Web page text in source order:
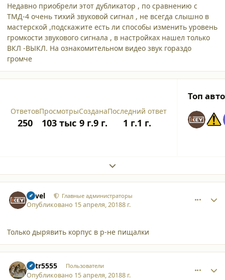
Недавно приобрели этот дубликатор , по сравнению с
ТМД-4 очень тихий звуковой сигнал , не всегда слышно в
мастерской ,подскажите есть ли способы изменить уровень
громкости звукового сигнала , в настройках нашел только
ВКЛ -ВЫКЛ. На ознакомительном видео звук гораздо
громче
Ответов
250
Просмотры
103 тыс
Создана
9 г.9 г.
Последний ответ
1 г.1 г.
Топ
Expand topic overview
Pavel Главные администраторы
Опубликовано 15 апреля, 20188 г.
Только дырявить корпус в р-не пищалки
petr5555 Пользователи
Опубликовано 15 апреля, 20188 г.